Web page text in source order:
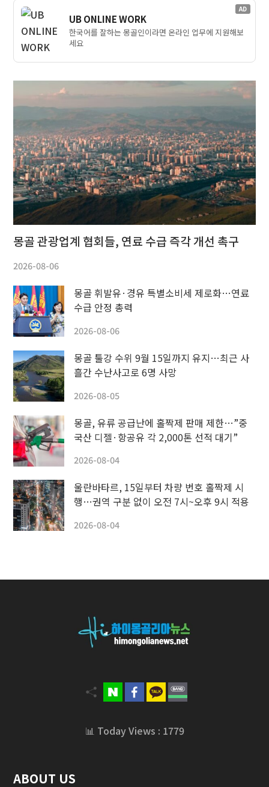
AD
UB ONLINE WORK
한국어를 잘하는 몽골인이라면 온라인 업무에 지원해보
세요
몽골 관광업계 협회들, 연료 수급 즉각 개선 촉구
2026-08-06
몽골 휘발유·경유 특별소비세 제로화…연료
수급 안정 총력
2026-08-06
몽골 툴강 수위 9월 15일까지 유지…최근 사
흘간 수난사고로 6명 사망
2026-08-05
몽골, 유류 공급난에 홀짝제 판매 제한…”중
국산 디젤·항공유 각 2,000톤 선적 대기”
2026-08-04
울란바타르, 15일부터 차량 번호 홀짝제 시
행…권역 구분 없이 오전 7시~오후 9시 적용
2026-08-04
📊 Today Views : 1779
ABOUT US